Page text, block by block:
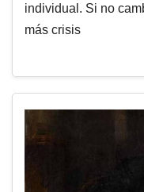
individual. Si no
más crisis